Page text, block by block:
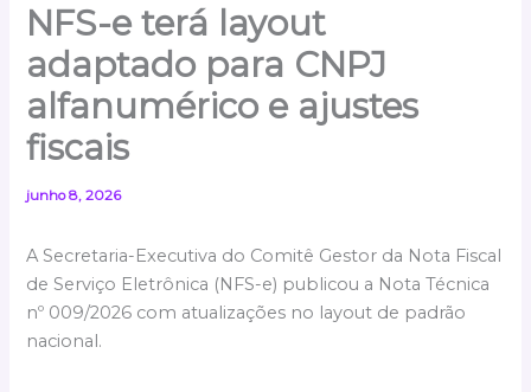
NFS-e terá layout
adaptado para CNPJ
alfanumérico e ajustes
fiscais
junho 8, 2026
A Secretaria-Executiva do Comitê Gestor da Nota Fiscal
de Serviço Eletrônica (NFS-e) publicou a Nota Técnica
nº 009/2026 com atualizações no layout de padrão
nacional.